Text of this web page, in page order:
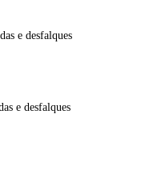
e desfalques
e desfalques